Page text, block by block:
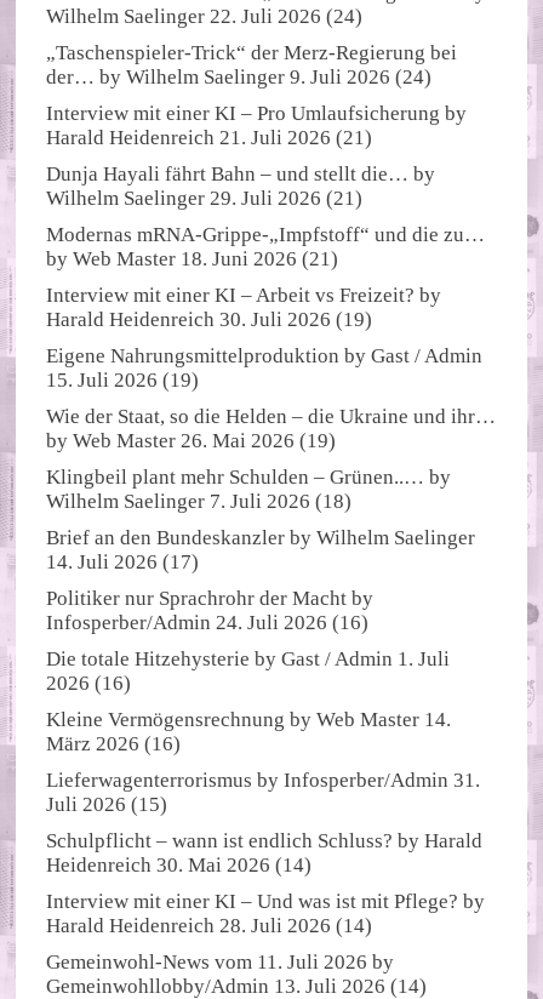
Wilhelm Saelinger 22. Juli 2026 (24)
„Taschenspieler-Trick“ der Merz-Regierung bei
der… byWilhelm Saelinger 9. Juli 2026 (24)
Interview mit einer KI – Pro Umlaufsicherung by
Harald Heidenreich 21. Juli 2026 (21)
Dunja Hayali fährt Bahn – und stellt die… by
Wilhelm Saelinger 29. Juli 2026 (21)
Modernas mRNA-Grippe-„Impfstoff“ und die zu…
byWeb Master 18. Juni 2026 (21)
Interview mit einer KI – Arbeit vs Freizeit? by
Harald Heidenreich 30. Juli 2026 (19)
Eigene Nahrungsmittelproduktion byGast / Admin
15. Juli 2026 (19)
Wie der Staat, so die Helden – die Ukraine und ihr…
byWeb Master 26. Mai 2026 (19)
Klingbeil plant mehr Schulden – Grünen..… by
Wilhelm Saelinger 7. Juli 2026 (18)
Brief an den Bundeskanzler byWilhelm Saelinger
14. Juli 2026 (17)
Politiker nur Sprachrohr der Macht by
Infosperber/Admin 24. Juli 2026 (16)
Die totale Hitzehysterie byGast / Admin 1. Juli
2026 (16)
Kleine Vermögensrechnung byWeb Master 14.
März 2026 (16)
Lieferwagenterrorismus byInfosperber/Admin 31.
Juli 2026 (15)
Schulpflicht – wann ist endlich Schluss? byHarald
Heidenreich 30. Mai 2026 (14)
Interview mit einer KI – Und was ist mit Pflege? by
Harald Heidenreich 28. Juli 2026 (14)
Gemeinwohl-News vom 11. Juli 2026 by
Gemeinwohllobby/Admin 13. Juli 2026 (14)